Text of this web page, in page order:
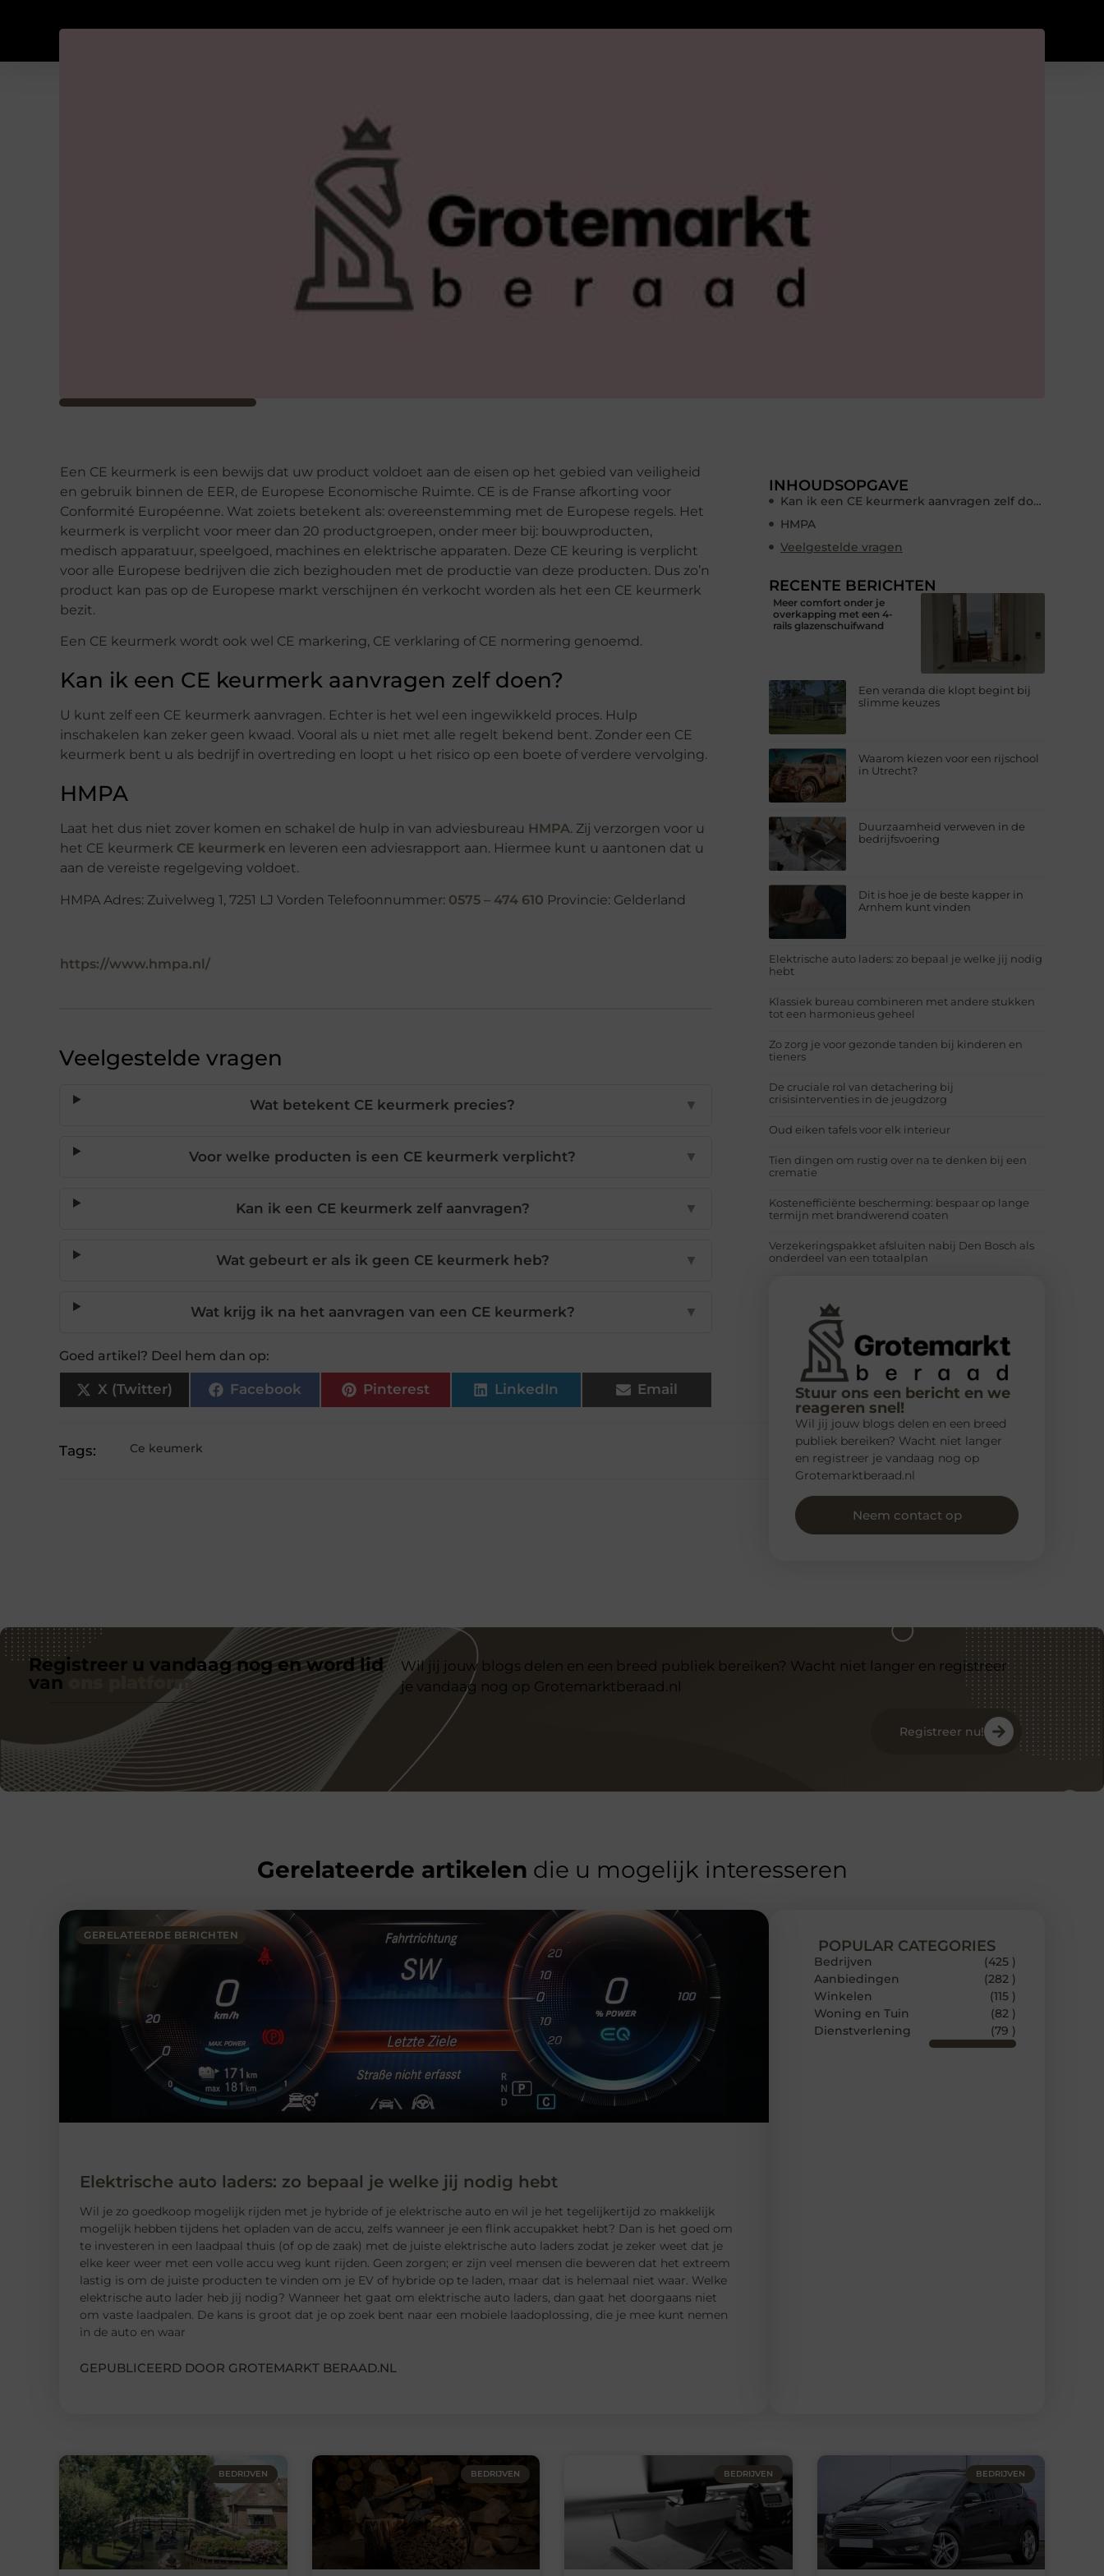
Een CE keurmerk is een bewijs dat uw product voldoet aan de eisen op het gebied van veiligheid
en gebruik binnen de EER, de Europese Economische Ruimte. CE is de Franse afkorting voor
Conformité Européenne. Wat zoiets betekent als: overeenstemming met de Europese regels. Het
keurmerk is verplicht voor meer dan 20 productgroepen, onder meer bij: bouwproducten,
medisch apparatuur, speelgoed, machines en elektrische apparaten. Deze CE keuring is verplicht
voor alle Europese bedrijven die zich bezighouden met de productie van deze producten. Dus zo’n
product kan pas op de Europese markt verschijnen én verkocht worden als het een CE keurmerk
bezit.
Een CE keurmerk wordt ook wel CE markering, CE verklaring of CE normering genoemd.
Kan ik een CE keurmerk aanvragen zelf doen?
U kunt zelf een CE keurmerk aanvragen. Echter is het wel een ingewikkeld proces. Hulp
inschakelen kan zeker geen kwaad. Vooral als u niet met alle regelt bekend bent. Zonder een CE
keurmerk bent u als bedrijf in overtreding en loopt u het risico op een boete of verdere vervolging.
HMPA
Laat het dus niet zover komen en schakel de hulp in van adviesbureau HMPA. Zij verzorgen voor u
het CE keurmerk CE keurmerk en leveren een adviesrapport aan. Hiermee kunt u aantonen dat u
aan de vereiste regelgeving voldoet.
HMPA Adres: Zuivelweg 1, 7251 LJ Vorden Telefoonnummer: 0575 – 474 610 Provincie: Gelderland
https://www.hmpa.nl/
Veelgestelde vragen
Wat betekent CE keurmerk precies? ▼
Voor welke producten is een CE keurmerk verplicht? ▼
Kan ik een CE keurmerk zelf aanvragen? ▼
Wat gebeurt er als ik geen CE keurmerk heb? ▼
Wat krijg ik na het aanvragen van een CE keurmerk? ▼
Goed artikel? Deel hem dan op:
X (Twitter) Facebook Pinterest LinkedIn Email
Tags: Ce keumerk
INHOUDSOPGAVE
Kan ik een CE keurmerk aanvragen zelf doen?
HMPA
Veelgestelde vragen
RECENTE BERICHTEN
Meer comfort onder je
overkapping met een 4-
rails glazenschuifwand
Een veranda die klopt begint bij
slimme keuzes
Waarom kiezen voor een rijschool
in Utrecht?
Duurzaamheid verweven in de
bedrijfsvoering
Dit is hoe je de beste kapper in
Arnhem kunt vinden
Elektrische auto laders: zo bepaal je welke jij nodig
hebt
Klassiek bureau combineren met andere stukken
tot een harmonieus geheel
Zo zorg je voor gezonde tanden bij kinderen en
tieners
De cruciale rol van detachering bij
crisisinterventies in de jeugdzorg
Oud eiken tafels voor elk interieur
Tien dingen om rustig over na te denken bij een
crematie
Kostenefficiënte bescherming: bespaar op lange
termijn met brandwerend coaten
Verzekeringspakket afsluiten nabij Den Bosch als
onderdeel van een totaalplan
Stuur ons een bericht en we
reageren snel!
Wil jij jouw blogs delen en een breed
publiek bereiken? Wacht niet langer
en registreer je vandaag nog op
Grotemarktberaad.nl
Neem contact op
Registreer u vandaag nog en word lid
van
ons platform
Wil jij jouw blogs delen en een breed publiek bereiken? Wacht niet langer en registreer
je vandaag nog op Grotemarktberaad.nl
Registreer nu!
Gerelateerde artikelen die u mogelijk interesseren
GERELATEERDE BERICHTEN
Elektrische auto laders: zo bepaal je welke jij nodig hebt
Wil je zo goedkoop mogelijk rijden met je hybride of je elektrische auto en wil je het tegelijkertijd zo makkelijk
mogelijk hebben tijdens het opladen van de accu, zelfs wanneer je een flink accupakket hebt? Dan is het goed om
te investeren in een laadpaal thuis (of op de zaak) met de juiste elektrische auto laders zodat je zeker weet dat je
elke keer weer met een volle accu weg kunt rijden. Geen zorgen; er zijn veel mensen die beweren dat het extreem
lastig is om de juiste producten te vinden om je EV of hybride op te laden, maar dat is helemaal niet waar. Welke
elektrische auto lader heb jij nodig? Wanneer het gaat om elektrische auto laders, dan gaat het doorgaans niet
om vaste laadpalen. De kans is groot dat je op zoek bent naar een mobiele laadoplossing, die je mee kunt nemen
in de auto en waar
GEPUBLICEERD DOOR GROTEMARKT BERAAD.NL
POPULAR CATEGORIES
Bedrijven
(425 )
Aanbiedingen
(282 )
Winkelen
(115 )
Woning en Tuin
(82 )
Dienstverlening
(79 )
BEDRIJVEN BEDRIJVEN BEDRIJVEN BEDRIJVEN